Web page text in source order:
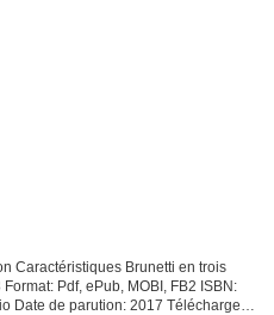
Caractéristiques Brunetti en trois
Pdf, ePub, MOBI, FB2 ISBN:
Date de parution: 2017 Télécharger